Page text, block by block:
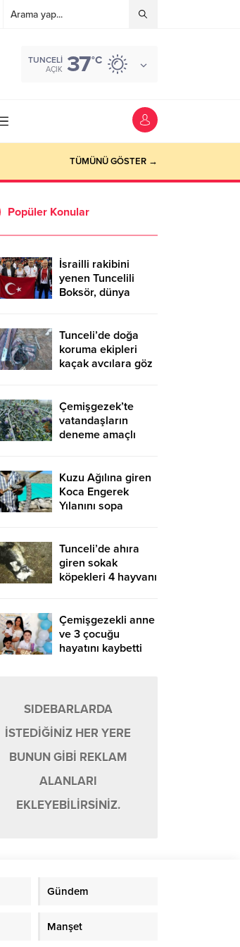
TUNCELI
AÇIK 37°C
TÜMÜNÜ GÖSTER →
Popüler Konular
İsrailli rakibini
yenen Tuncelili
Boksör, dünya
Tunceli’de doğa
koruma ekipleri
kaçak avcılara göz
Çemişgezek’te
vatandaşların
deneme amaçlı
Kuzu Ağılına giren
Koca Engerek
Yılanını sopa
Tunceli’de ahıra
giren sokak
köpekleri 4 hayvanı
Çemişgezekli anne
ve 3 çocuğu
hayatını kaybetti
SIDEBARLARDA
İSTEDİĞİNİZ HER YERE
BUNUN GİBİ REKLAM
ALANLARI
EKLEYEBİLİRSİNİZ.
Gündem
Manşet